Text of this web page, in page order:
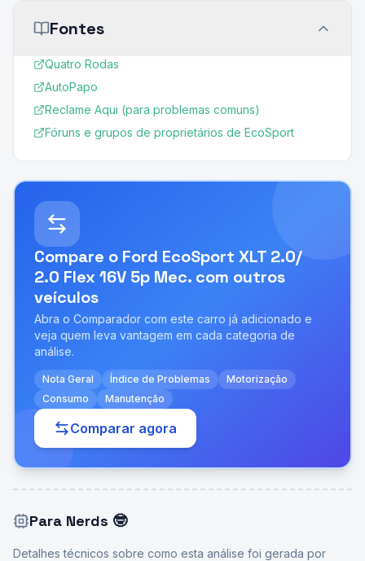
Fontes
Quatro Rodas
AutoPapo
Reclame Aqui (para problemas comuns)
Fóruns e grupos de proprietários de EcoSport
Compare o Ford EcoSport XLT 2.0/
2.0 Flex 16V 5p Mec. com outros
veículos
Abra o Comparador com este carro já adicionado e
veja quem leva vantagem em cada categoria de
análise.
Nota Geral Índice de Problemas
Motorização
Consumo
Manutenção
Comparar agora
Para Nerds 🤓
Detalhes técnicos sobre como esta análise foi gerada por